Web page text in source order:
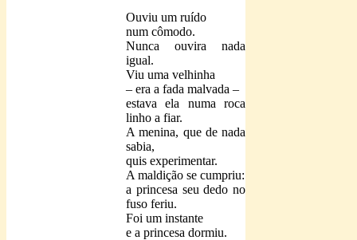
Ouviu um ruído
num cômodo.
Nunca ouvira nada
igual.
Viu uma velhinha
– era a fada malvada –
estava ela numa roca
linho a fiar.
A menina, que de nada
sabia,
quis experimentar.
A maldição se cumpriu:
a princesa seu dedo no
fuso feriu.
Foi um instante
e a princesa dormiu.